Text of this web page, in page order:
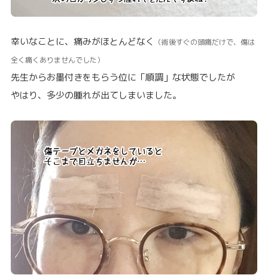
幸いなことに、痛みがほとんどなく （術後すぐの頭痛だけで、傷は
全く痛くありませんでした）
先生からお墨付きをもらう位に「順調」な状態でしたが
やはり、多少の腫れが出てしまいました。